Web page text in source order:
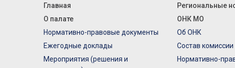
Главная
О палате
Нормативно-правовые документы
Ежегодные доклады
Мероприятия (решения и
Региональные
ОНК МО
Об ОНК
Состав комиссии
Нормативно-